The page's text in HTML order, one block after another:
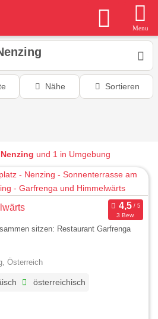
Menu
Nähe Sortieren
und 1 in Umgebung
3 Bew.
sitzen: Restaurant Garfrenga
Österreich
österreichisch